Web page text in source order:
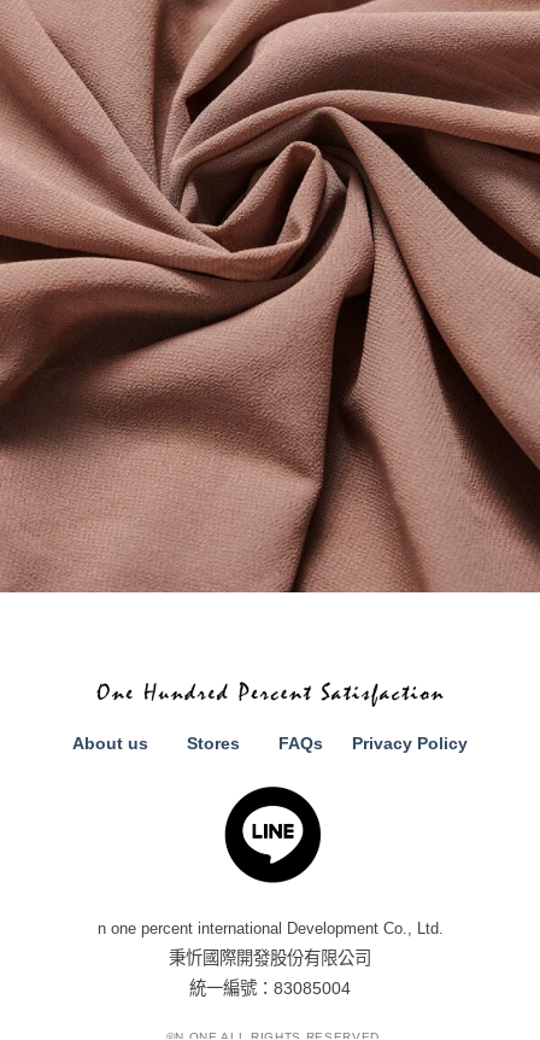
About us Stores FAQs Privacy Policy
n one percent international Development Co., Ltd.
秉忻國際開發股份有限公司
統一編號：83085004
©N.ONE ALL RIGHTS RESERVED